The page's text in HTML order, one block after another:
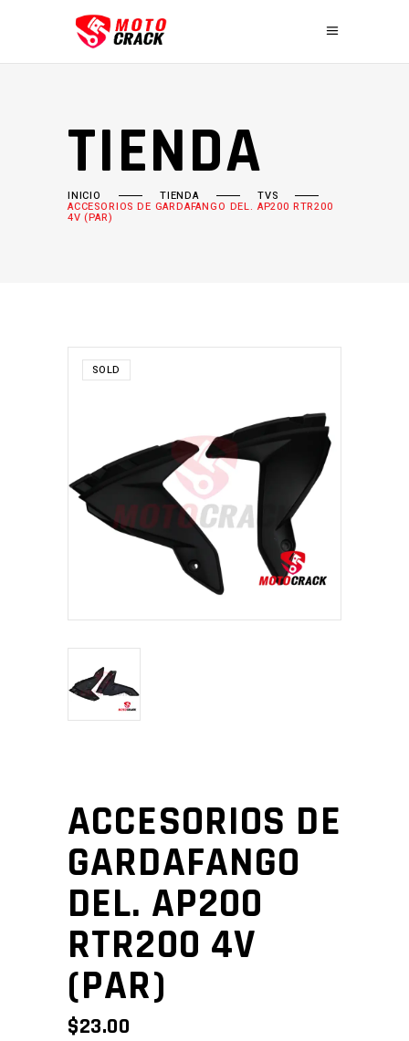
TIENDA
INICIO TIENDA TVS
ACCESORIOS DE GARDAFANGO DEL. AP200 RTR200
4V (PAR)
SOLD
ACCESORIOS DE
GARDAFANGO
DEL. AP200
RTR200 4V
(PAR)
$23.00